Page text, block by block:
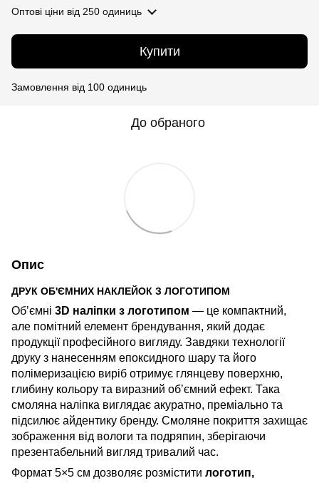
Оптові ціни від 250 одиниць
Купити
Замовлення від 100 одиниць
До обраного
Опис
ДРУК ОБ'ЄМНИХ НАКЛЕЙОК З ЛОГОТИПОМ
Обʼємні 3D наліпки з логотипом — це компактний,
але помітний елемент брендування, який додає
продукції професійного вигляду. Завдяки технології
друку з нанесенням епоксидного шару та його
полімеризацією виріб отримує глянцеву поверхню,
глибину кольору та виразний обʼємний ефект. Така
смоляна наліпка виглядає акуратно, преміально та
підсилює айдентику бренду. Смоляне покриття захищає
зображення від вологи та подряпин, зберігаючи
презентабельний вигляд тривалий час.
Формат 5×5 см дозволяє розмістити логотип,